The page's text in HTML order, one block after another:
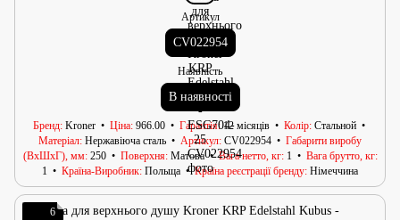
Артикул
CV022954
Наявність
В наявності
Бренд Kroner Ціна 966.00 Гарантія 12 місяців Колір Стальной
Матеріал Нержавіюча сталь Артикул CV022954
Габарити виробу
(ВхШхГ), мм 250 Поверхня Матова Вага нетто, кг 1
Вага брутто, кг
1
Країна-Виробник Польща Країна реєстрації бренду Німеччина
6